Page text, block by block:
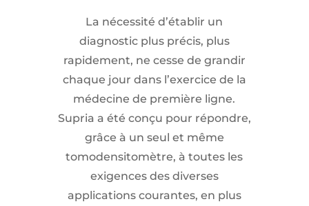
La nécessité d’établir un
diagnostic plus précis, plus
rapidement, ne cesse de grandir
chaque jour dans l’exercice de la
médecine de première ligne.
Supria a été conçu pour répondre,
grâce à un seul et même
tomodensitomètre, à toutes les
exigences des diverses
applications courantes, en plus